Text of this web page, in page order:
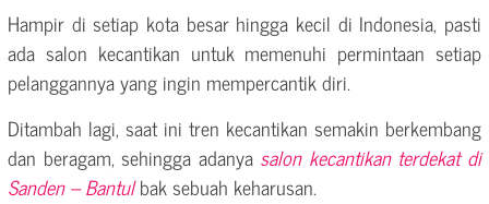
Hampir di setiap kota besar hingga kecil di Indonesia, pasti
ada salon kecantikan untuk memenuhi permintaan setiap
pelanggannya yang ingin mempercantik diri.
Ditambah lagi, saat ini tren kecantikan semakin berkembang
dan beragam, sehingga adanya salon kecantikan terdekat di
Sanden – Bantulbak sebuah keharusan.